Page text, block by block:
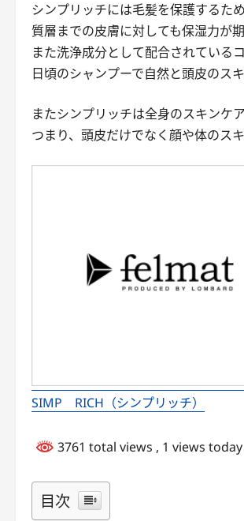
シンプリッチには毛髪を保護するた
質層までの皮膚に対しても保湿力が
また洗浄成分として配合されている
日頃のシャンプーで自然と頭皮のス
またシンプリッチは全身のスキンケ
つまり、頭皮だけでなく顔や体のス
SIMP RICH（シンプリッチ）
3761 total views , 1 views today
目次